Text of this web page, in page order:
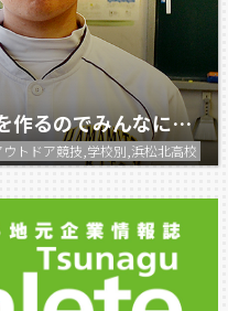
ピッチングでは僕がリズムを作るのでみんなには点を取ってもらって、一緒に勝とう。
トドア競技,学校別,浜松北高校